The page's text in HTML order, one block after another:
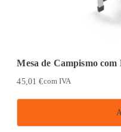
Mesa de Campismo
45,01€com IVA